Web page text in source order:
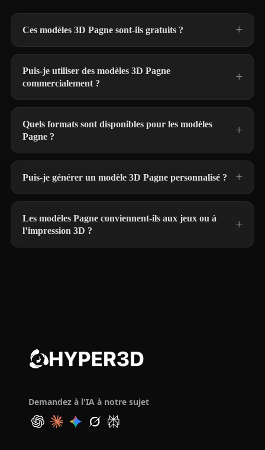
Ces modèles 3D Pagne sont-ils gratuits ?
Puis-je utiliser des modèles 3D Pagne
commercialement ?
Quels formats sont disponibles pour les modèles
Pagne ?
Puis-je générer un modèle 3D Pagne personnalisé ?
Les modèles Pagne conviennent-ils aux jeux ou à
l’impression 3D ?
Demandez à l'IA à notre sujet